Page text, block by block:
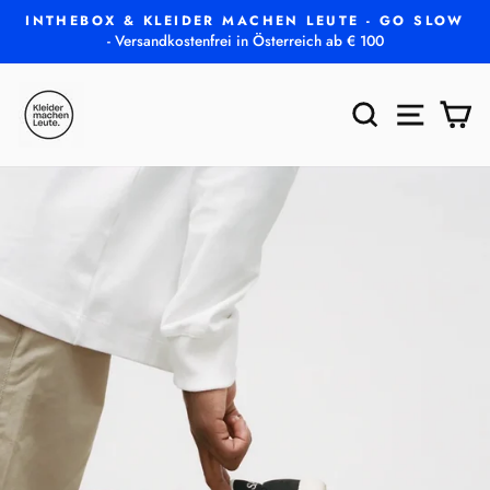
Direkt
Inhalt
Pause
INTHEBOX & KLEIDER MACHEN LEUTE - GO SLOW
- Versandkostenfrei in Österreich ab € 100
SUCHE